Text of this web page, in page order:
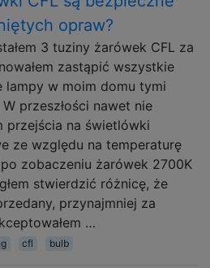
opraw?
3 tuziny żarówek CFL za
zastąpić wszystkie
lampy w moim domu tymi
przeszłości nawet nie
przejścia na świetlówki
ze względu na temperaturę
po zobaczeniu żarówek 2700K
stwierdzić różnicę, że
przynajmniej za
…
cfl bulb